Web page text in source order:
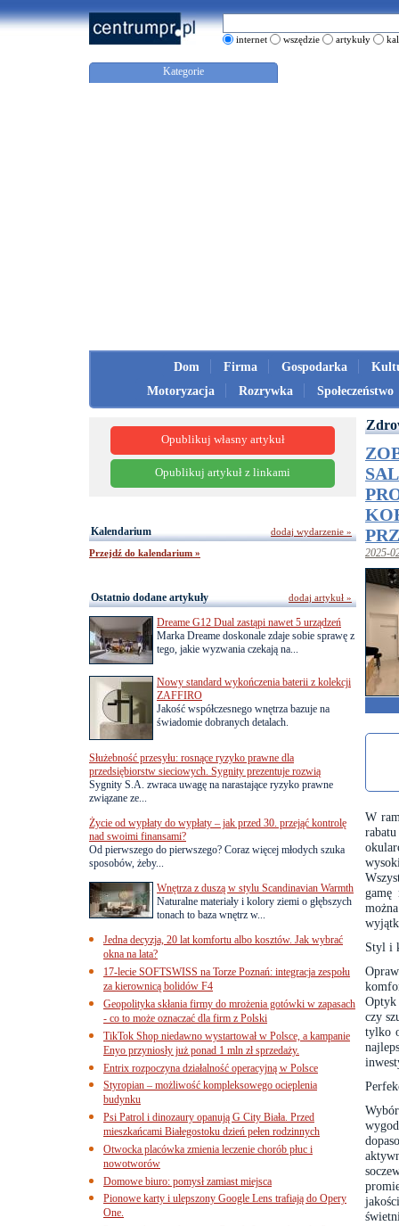
internet wszędzie artykuły
Kategorie
Dom Firma Gospodarka
Motoryzacja
Rozrywka Społeczeństwo
2025-
W
gamę
Styl i
czy
tylko
Opublikuj własny artykuł
Opublikuj artykuł z linkami
Kalendarium
Przejdź do kalendarium »
dodaj wydarzenie »
Ostatnio dodane artykuły
Dreame G12 Dual zastąpi nawet 5 urządzeń
Marka Dreame doskonale zdaje sobie sprawę z
tego, jakie wyzwania czekają na...
Nowy standard wykończenia baterii z kolekcji
ZAFFIRO
Jakość współczesnego wnętrza bazuje na
świadomie dobranych detalach.
Służebność przesyłu: rosnące ryzyko prawne dla
przedsiębiorstw sieciowych. Sygnity prezentuje rozwią
Sygnity S.A. zwraca uwagę na narastające ryzyko prawne
związane ze...
Życie od wypłaty do wypłaty – jak przed 30. przejąć kontrolę
nad swoimi finansami?
Od pierwszego do pierwszego? Coraz więcej młodych szuka
sposobów, żeby...
Wnętrza z duszą w stylu Scandinavian Warmth
Naturalne materiały i kolory ziemi o głębszych
tonach to baza wnętrz w...
Jedna decyzja, 20 lat komfortu albo kosztów. Jak wybrać
okna na lata?
17-lecie SOFTSWISS na Torze Poznań: integracja zespołu
za kierownicą bolidów F4
Geopolityka skłania firmy do mrożenia gotówki w zapasach
- co to może oznaczać dla firm z Polski
TikTok Shop niedawno wystartował w Polsce, a kampanie
Enyo przyniosły już ponad 1 mln zł sprzedaży.
Entrix rozpoczyna działalność operacyjną w Polsce
Styropian – możliwość kompleksowego ocieplenia
budynku
Psi Patrol i dinozaury opanują G City Biała. Przed
mieszkańcami Białegostoku dzień pełen rodzinnych
Otwocka placówka zmienia leczenie chorób płuc i
nowotworów
Domowe biuro: pomysł zamiast miejsca
Pionowe karty i ulepszony Google Lens trafiają do Opery
One.
dodaj artykuł »